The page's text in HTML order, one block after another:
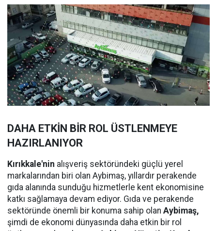
DAHA ETKİN BİR ROL ÜSTLENMEYE
HAZIRLANIYOR
Kırıkkale'nin alışveriş sektöründeki güçlü yerel
markalarından biri olan Aybimaş, yıllardır perakende
gıda alanında sunduğu hizmetlerle kent ekonomisine
katkı sağlamaya devam ediyor. Gıda ve perakende
sektöründe önemli bir konuma sahip olan Aybimaş,
şimdi de ekonomi dünyasında daha etkin bir rol